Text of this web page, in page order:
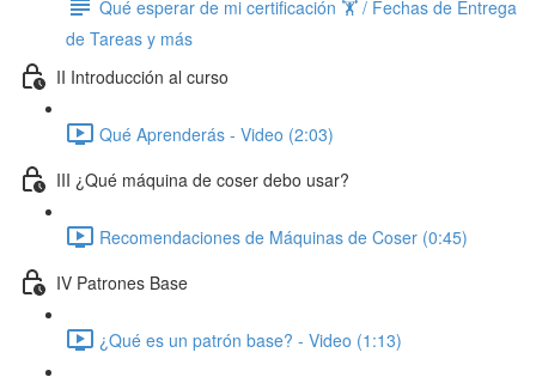
Qué esperar de mi certificación 🏋️ / Fechas de Entrega
de Tareas y más
II Introducción al curso
Qué Aprenderás - Video (2:03)
III ¿Qué máquina de coser debo usar?
Recomendaciones de Máquinas de Coser (0:45)
IV Patrones Base
¿Qué es un patrón base? - Video (1:13)